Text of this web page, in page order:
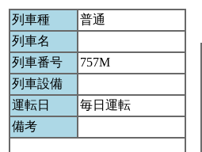
列車種
普通
列車名
列車番号
757M
列車設備
運転日
毎日運転
備考